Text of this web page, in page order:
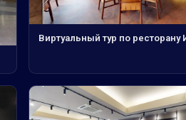
Виртуальный тур по ресторану